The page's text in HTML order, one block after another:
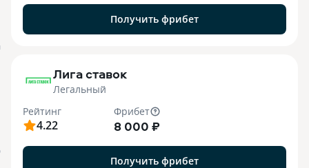
Получить фрибет
Лига ставок
Легальный
Рейтинг
4.22
Фрибет
8 000 ₽
Получить фрибет